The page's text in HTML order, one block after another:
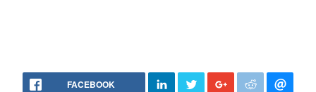
FACEBOOK